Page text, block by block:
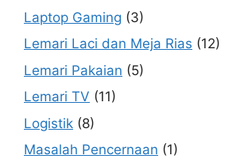
Laptop Gaming (3)
Lemari Laci dan Meja Rias (12)
Lemari Pakaian (5)
Lemari TV (11)
Logistik (8)
Masalah Pencernaan (1)